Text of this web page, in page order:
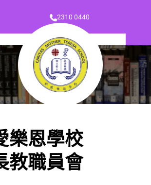
2310 0440
樂恩學校
教職員會